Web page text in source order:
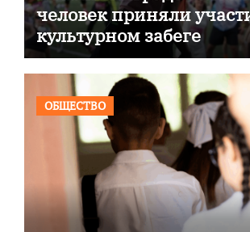
человек приняли
культурном забеге
ОБЩЕСТВО